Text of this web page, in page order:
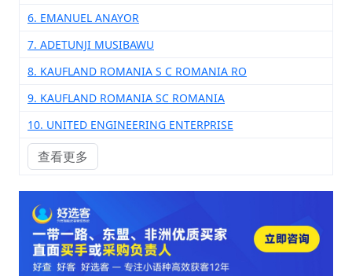
6. EMANUEL ANAYOR
7. ADETUNJI MUSIBAWU
8. KAUFLAND ROMANIA S C ROMANIA RO
9. KAUFLAND ROMANIA SC ROMANIA
10. UNITED ENGINEERING ENTERPRISE
查看更多